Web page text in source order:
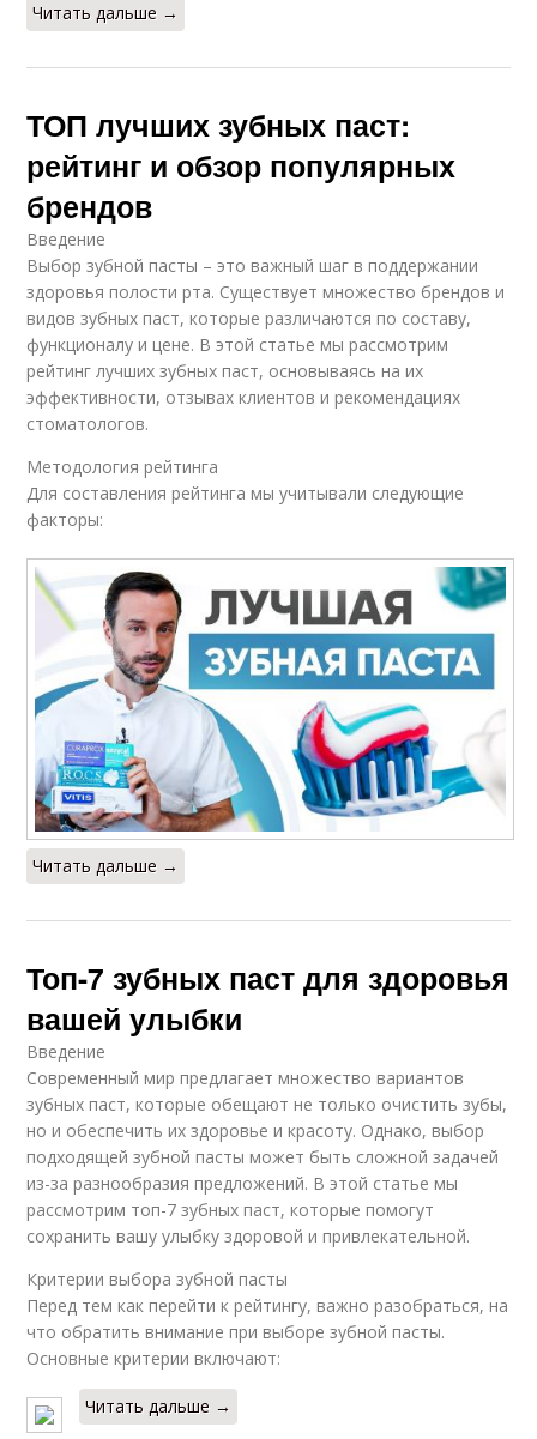
Читать дальше →
ТОП лучших зубных паст:
рейтинг и обзор популярных
брендов
Введение
Выбор зубной пасты – это важный шаг в поддержании
здоровья полости рта. Существует множество брендов и
видов зубных паст, которые различаются по составу,
функционалу и цене. В этой статье мы рассмотрим
рейтинг лучших зубных паст, основываясь на их
эффективности, отзывах клиентов и рекомендациях
стоматологов.
Методология рейтинга
Для составления рейтинга мы учитывали следующие
факторы:
Читать дальше →
Топ-7 зубных паст для здоровья
вашей улыбки
Введение
Современный мир предлагает множество вариантов
зубных паст, которые обещают не только очистить зубы,
но и обеспечить их здоровье и красоту. Однако, выбор
подходящей зубной пасты может быть сложной задачей
из-за разнообразия предложений. В этой статье мы
рассмотрим топ-7 зубных паст, которые помогут
сохранить вашу улыбку здоровой и привлекательной.
Критерии выбора зубной пасты
Перед тем как перейти к рейтингу, важно разобраться, на
что обратить внимание при выборе зубной пасты.
Основные критерии включают:
Читать дальше →